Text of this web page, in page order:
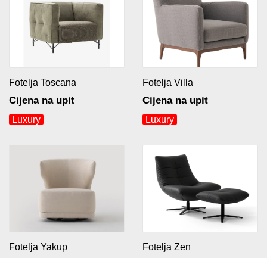
Fotelja Toscana
Cijena na upit
Luxury
Fotelja Villa
Cijena na upit
Luxury
Fotelja Yakup Fotelja Zen